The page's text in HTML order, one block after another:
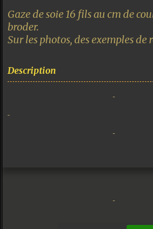
Gaze de soie 16 fils au cm de
broder.
Sur les photos, des exemples de
Description